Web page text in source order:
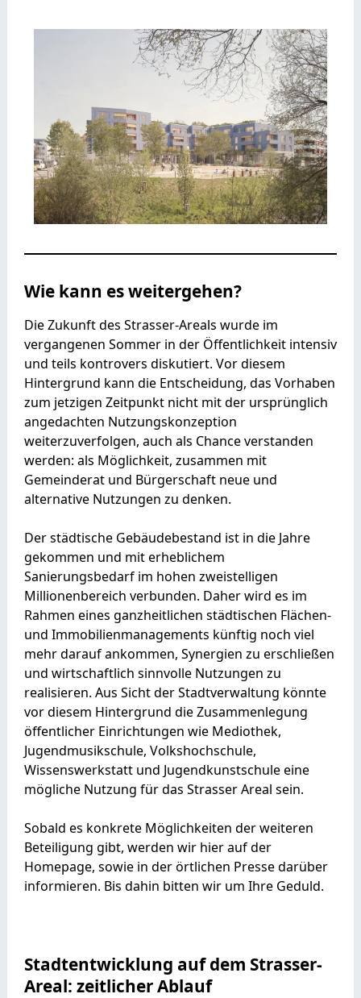
Wie kann es weitergehen?
Die Zukunft des Strasser-Areals wurde im
vergangenen Sommer in der Öffentlichkeit intensiv
und teils kontrovers diskutiert. Vor diesem
Hintergrund kann die Entscheidung, das Vorhaben
zum jetzigen Zeitpunkt nicht mit der ursprünglich
angedachten Nutzungskonzeption
weiterzuverfolgen, auch als Chance verstanden
werden: als Möglichkeit, zusammen mit
Gemeinderat und Bürgerschaft neue und
alternative Nutzungen zu denken.
Der städtische Gebäudebestand ist in die Jahre
gekommen und mit erheblichem
Sanierungsbedarf im hohen zweistelligen
Millionenbereich verbunden. Daher wird es im
Rahmen eines ganzheitlichen städtischen Flächen-
und Immobilienmanagements künftig noch viel
mehr darauf ankommen, Synergien zu erschließen
und wirtschaftlich sinnvolle Nutzungen zu
realisieren. Aus Sicht der Stadtverwaltung könnte
vor diesem Hintergrund die Zusammenlegung
öffentlicher Einrichtungen wie Mediothek,
Jugendmusikschule, Volkshochschule,
Wissenswerkstatt und Jugendkunstschule eine
mögliche Nutzung für das Strasser Areal sein.
Sobald es konkrete Möglichkeiten der weiteren
Beteiligung gibt, werden wir hier auf der
Homepage, sowie in der örtlichen Presse darüber
informieren. Bis dahin bitten wir um Ihre Geduld.
Stadtentwicklung auf dem Strasser-
Areal: zeitlicher Ablauf